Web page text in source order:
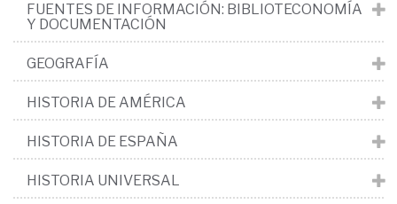
FUENTES DE INFORMACIÓN: BIBLIOTECONOMÍA
Y DOCUMENTACIÓN
GEOGRAFÍA
HISTORIA DE AMÉRICA
HISTORIA DE ESPAÑA
HISTORIA UNIVERSAL